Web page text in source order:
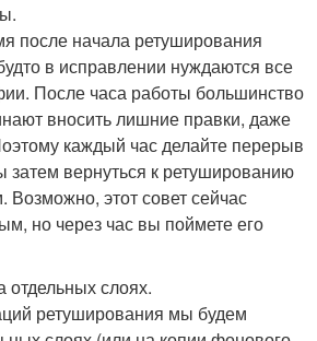
после начала ретуширования
в исправлении нуждаются все
После часа работы большинство
вносить лишние правки, даже
каждый час делайте перерыв
затем вернуться к ретушированию
Возможно, этот совет сейчас
но через час вы поймете его
отдельных слоях.
ретуширования мы будем